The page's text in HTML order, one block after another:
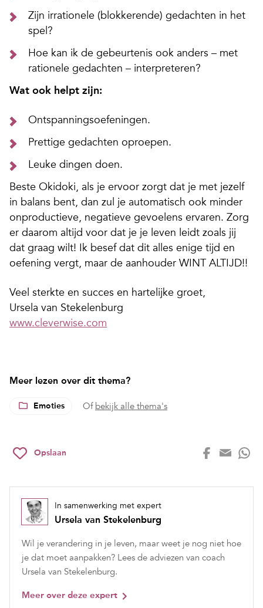
Zijn irrationele (blokkerende) gedachten in het
spel?
Hoe kan ik de gebeurtenis ook anders – met
rationele gedachten – interpreteren?
Wat ook helpt zijn:
Ontspanningsoefeningen.
Prettige gedachten oproepen.
Leuke dingen doen.
Beste Okidoki, als je ervoor zorgt dat je met jezelf
in balans bent, dan zul je automatisch ook minder
onproductieve, negatieve gevoelens ervaren. Zorg
er daarom altijd voor dat je je leven leidt zoals jij
dat graag wilt! Ik besef dat dit alles enige tijd en
oefening vergt, maar de aanhouder WINT ALTIJD!!
Veel sterkte en succes en hartelijke groet,
Ursela van Stekelenburg
www.cleverwise.com
Meer lezen over dit thema?
Emoties Of bekijk alle thema's
Opslaan
In samenwerking met expert
Ursela van Stekelenburg
Wil je verandering in je leven, maar weet je nog niet hoe
je dat moet aanpakken? Lees de adviezen van coach
Ursela van Stekelenburg.
Meer over deze expert